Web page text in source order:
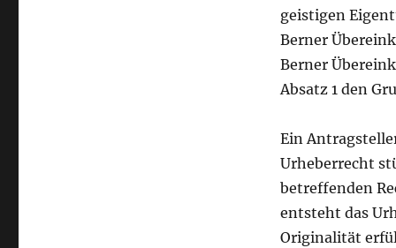
geistigen
Berner
Berner
Absatz 1 den
Ein
Urheberrecht
betreffenden
entsteht das
Originalität